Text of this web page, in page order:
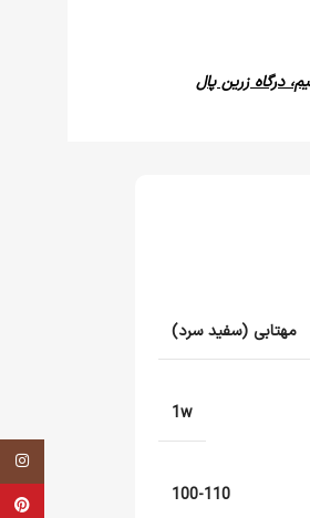
درگاه زرین پال
مهتابی (سفید سرد)
1w
100-110